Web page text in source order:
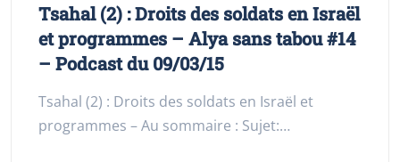
Tsahal (2) : Droits des soldats en Israël
et programmes – Alya sans tabou #14
– Podcast du 09/03/15
Tsahal (2) : Droits des soldats en Israël et
programmes – Au sommaire : Sujet:…